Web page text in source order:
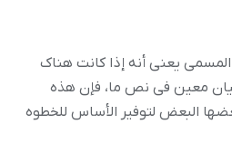
یعنی أنه إذا کانت هناک
معین فی نص ما، فإن هذه
البعض لتوفیر الأساس للخطوه